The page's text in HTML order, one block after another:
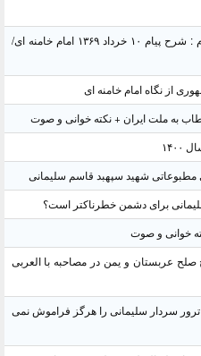
منشور گفتمان امام و انقلاب - 7 /بخش دوم : شرح پیام ۱۰ خرداد ۱۳۶۹ امام خامنه ای/
از نگاه امام خامنه ای
به ملت ایران + نکته خوانی و صوت
مطبوعاتی شهید سپهبد قاسم سلیمانی
برای دشمن خطرناکتر است؟
خوانی و صوت
صلح عربستان و یمن در مصاحبه با العربی
سردار سلیمانی را هرگز فراموش نمی